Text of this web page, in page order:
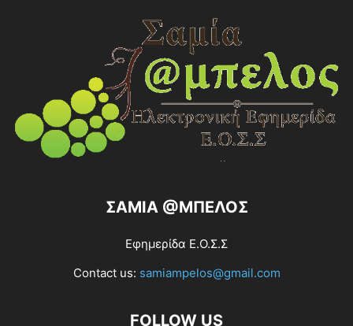
ΣΑΜΙΑ @ΜΠΕΛΟΣ
Εφημερίδα Ε.Ο.Σ.Σ
Contact us: samiampelos@gmail.com
FOLLOW US